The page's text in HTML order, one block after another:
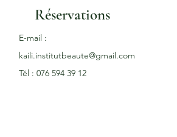
Réservations
E-mail :
kaili.institutbeaute@gmail.com
Tél : 076 594 39 12